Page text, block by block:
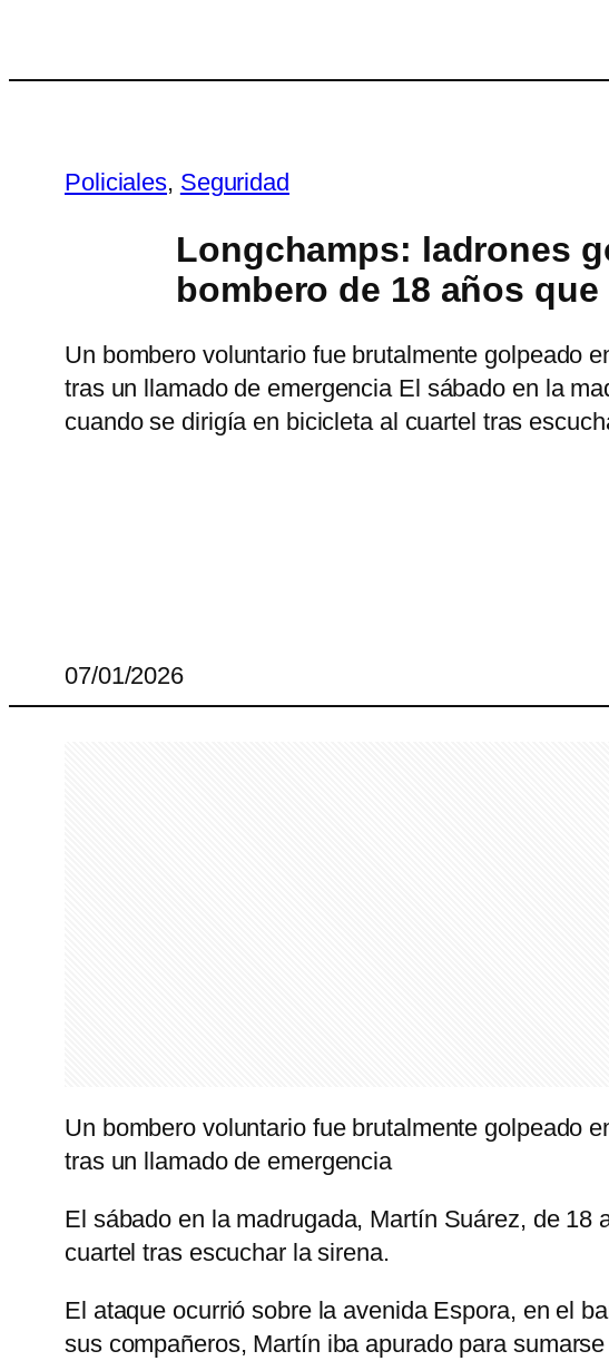
al
Policiales, Seguridad
Longchamps: ladrones
bombero de 18 años
Un bombero voluntario fue brutalmente golpeado
tras un llamado de emergencia El sábado en la
cuando se dirigía en bicicleta al cuartel tras
07/01/2026
Un bombero voluntario fue brutalmente golpeado
tras un llamado de emergencia
El sábado en la madrugada, Martín Suárez, de
cuartel tras escuchar la sirena.
El ataque ocurrió sobre la avenida Espora, en el
sus compañeros, Martín iba apurado para